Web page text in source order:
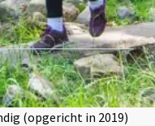
(opgericht in 2019)